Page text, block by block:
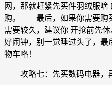
网，那就赶紧先买件羽绒服啥
购。 最后，如果你需要购
需要较久，建议你 开抢前先
好闹钟，别一觉睡过头了，
物车咯！
攻略七：先买数码电器，